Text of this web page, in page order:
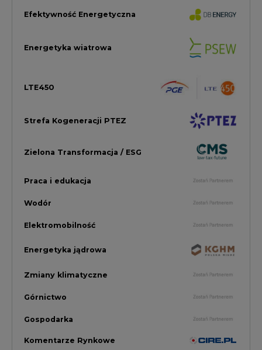
Zmiany klimatyczne
Komentarze Rynkowe
Rynek Energii Elektrycznej i Gazu
PGE Dystrybucja
Inwestycje i Innowacje w Eneregtyce